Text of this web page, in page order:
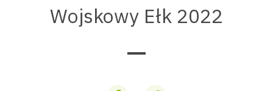
Wojskowy Ełk 2022